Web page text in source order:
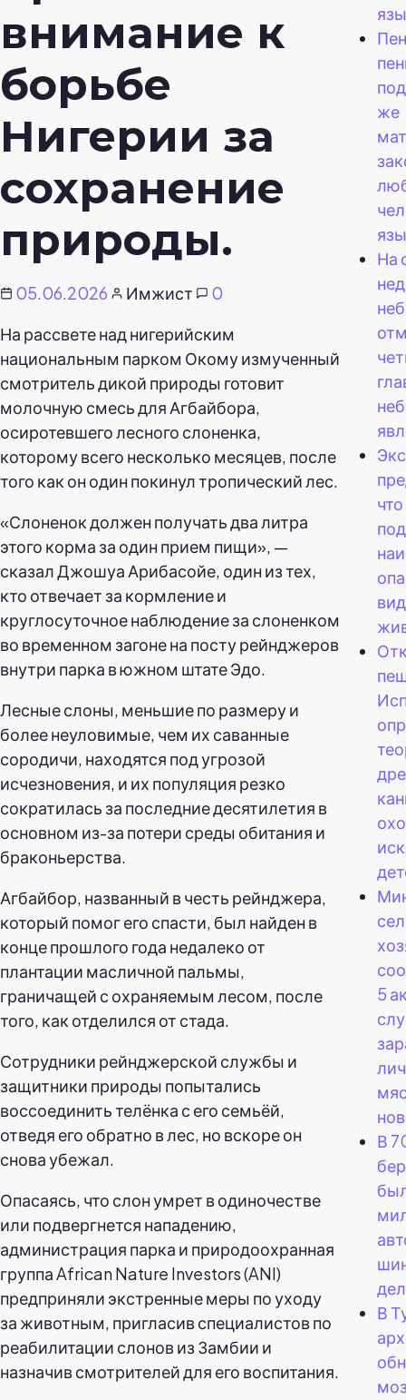
внимание к
борьбе
Нигерии за
сохранение
природы.
05.06.2026 Имжист
0
На рассвете над нигерийским
национальным парком Окому измученный
смотритель дикой природы готовит
молочную смесь для Агбайбора,
осиротевшего лесного слоненка,
которому всего несколько месяцев, после
того как он один покинул тропический лес.
«Слоненок должен получать два литра
этого корма за один прием пищи», —
сказал Джошуа Арибасойе, один из тех,
кто отвечает за кормление и
круглосуточное наблюдение за слоненком
во временном загоне на посту рейнджеров
внутри парка в южном штате Эдо.
Лесные слоны, меньшие по размеру и
более неуловимые, чем их саванные
сородичи, находятся под угрозой
исчезновения, и их популяция резко
сократилась за последние десятилетия в
основном из-за потери среды обитания и
браконьерства.
Агбайбор, названный в честь рейнджера,
который помог его спасти, был найден в
конце прошлого года недалеко от
плантации масличной пальмы,
граничащей с охраняемым лесом, после
того, как отделился от стада.
Сотрудники рейнджерской службы и
защитники природы попытались
воссоединить телёнка с его семьёй,
отведя его обратно в лес, но вскоре он
снова убежал.
Опасаясь, что слон умрет в одиночестве
или подвергнется нападению,
администрация парка и природоохранная
группа African Nature Investors (ANI)
предприняли экстренные меры по уходу
за животным, пригласив специалистов по
реабилитации слонов из Замбии и
назначив смотрителей для его воспитания.
же
На
5
В
В